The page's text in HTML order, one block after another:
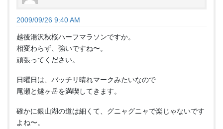
2009/09/26 9:40 AM
越後湯沢秋桜ハーフマラソンですか。
相変わらず、強いですね〜。
頑張ってください。
日曜日は、バッチリ晴れマークみたいなので
尾瀬と燧ヶ岳を満喫してきます。
確かに銀山湖の道は細くて、グニャグニャで楽じゃないです
よね〜。